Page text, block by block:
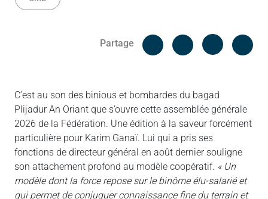
Partage
Facebook
C’est au son des binious et bombardes du bagad
Plijadur An Oriant que s’ouvre cette assemblée générale
2026 de la Fédération. Une édition à la saveur forcément
particulière pour Karim Ganaï. Lui qui a pris ses
fonctions de directeur général en août dernier souligne
son attachement profond au modèle coopératif. « Un
modèle dont la force repose sur le binôme élu-salarié et
qui permet de conjuguer connaissance fine du terrain et